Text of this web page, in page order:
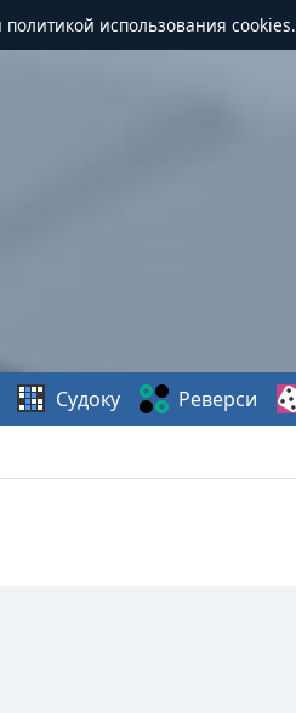
использования cookies.
Судоку Реверси